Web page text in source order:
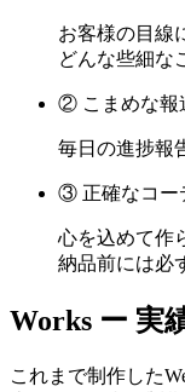
お客様の目線
どんな些細な
② こまめな報
毎日の進捗報
③ 正確なコー
心を込めて作
納品前には必
Works ー 実
これまで制作した